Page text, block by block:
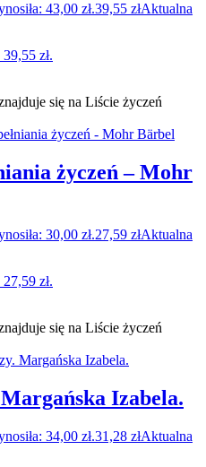
43,00 zł.39,55 złAktualna
39,55 zł.
się na Liście życzeń
życzeń – Mohr
30,00 zł.27,59 złAktualna
27,59 zł.
się na Liście życzeń
Izabela.
34,00 zł.31,28 złAktualna